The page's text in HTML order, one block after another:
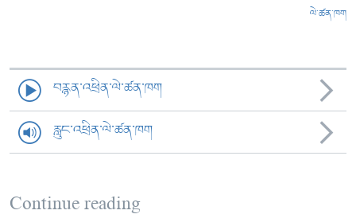
ལེ་ཚན་ཁག
བརྙན་འཕྲིན་ལེ་ཚན་ཁག
རླུང་འཕྲིན་ལེ་ཚན་ཁག
Continue reading